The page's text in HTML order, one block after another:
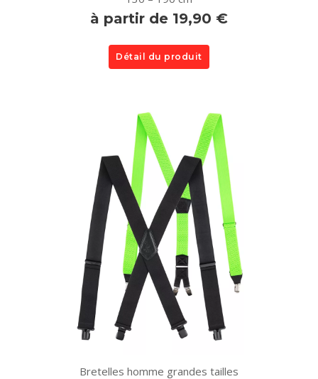
à partir de 19,90 €
Détail du produit
Bretelles homme grandes tailles